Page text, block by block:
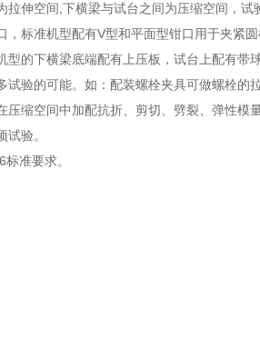
伸空间,下横梁与试台之间为压缩空间，
标准机型配有V型和平面型钳口用于夹紧
的下横梁底端配有上压板，试台上配有带
验的可能。如：配装螺栓夹具可做螺栓的
缩空间中加配抗折、剪切、劈裂、弹性模
验。
准要求。